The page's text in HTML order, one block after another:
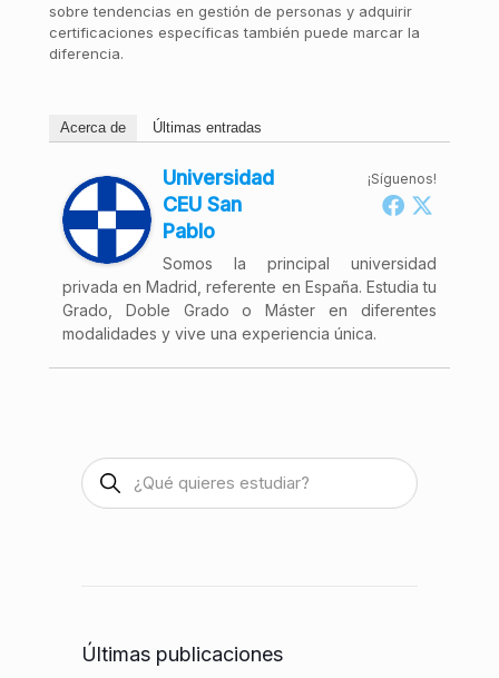
sobre tendencias en gestión de personas y adquirir
certificaciones específicas también puede marcar la
diferencia.
Acerca de Últimas entradas
¡Síguenos!
Universidad
CEU San
Pablo
Somos la principal universidad
privada en Madrid, referente en España. Estudia tu
Grado, Doble Grado o Máster en diferentes
modalidades y vive una experiencia única.
Últimas publicaciones